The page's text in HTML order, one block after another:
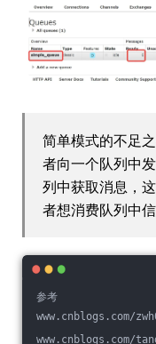
简单模式的不足
者向一个队列中
列中获取消息，
者想消费队列中
参考
www.cnblogs.com/
www.cnblogs.com/